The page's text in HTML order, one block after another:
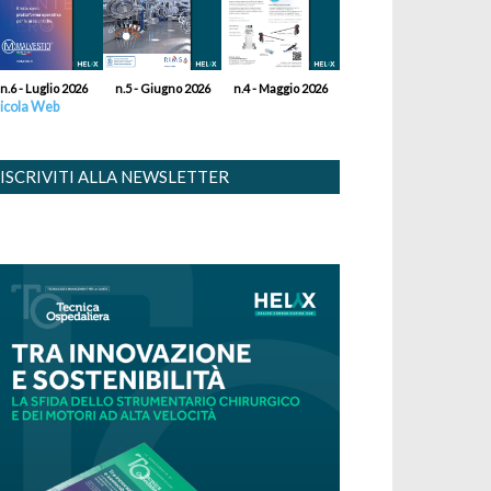
n.6 - Luglio 2026 n.5 - Giugno 2026 n.4 - Maggio 2026
Web
ISCRIVITI ALLA NEWSLETTER